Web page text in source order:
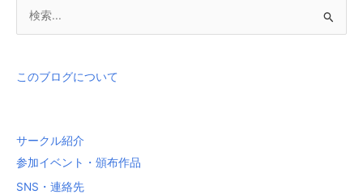
象
このブログについて
サークル紹介
参加イベント・頒布作品
SNS・連絡先